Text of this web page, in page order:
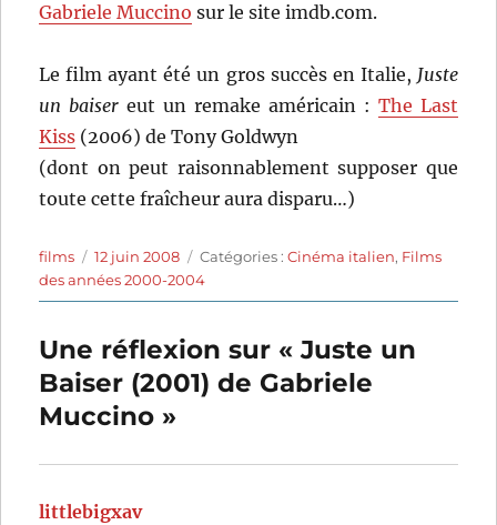
Gabriele Muccino sur le site imdb.com.
Le film ayant été un gros succès en Italie, Juste
un baiser eut un remake américain : The Last
Kiss (2006) de Tony Goldwyn
(dont on peut raisonnablement supposer que
toute cette fraîcheur aura disparu…)
Auteur
films
Publié
le
12 juin 2008 Catégories
Catégories :Cinéma italien, Films
des années 2000-2004
Une réflexion sur « Juste un
Baiser (2001) de Gabriele
Muccino »
littlebigxavdit :